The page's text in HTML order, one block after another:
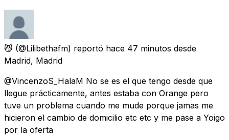
😼 (@Lilibethafm) reportó hace 47 minutos desde
Madrid, Madrid
@VincenzoS_HalaM No se es el que tengo desde que
llegue prácticamente, antes estaba con Orange pero
tuve un problema cuando me mude porque jamas me
hicieron el cambio de domicilio etc etc y me pase a Yoigo
por la oferta